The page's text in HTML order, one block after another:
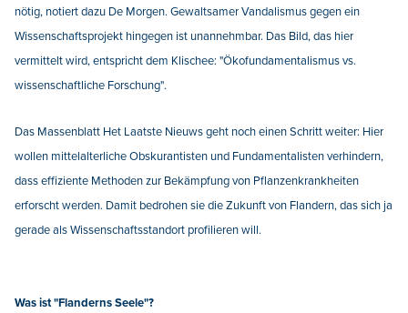
nötig, notiert dazu De Morgen. Gewaltsamer Vandalismus gegen ein
Wissenschaftsprojekt hingegen ist unannehmbar. Das Bild, das hier
vermittelt wird, entspricht dem Klischee: "Ökofundamentalismus vs.
wissenschaftliche Forschung".
Das Massenblatt Het Laatste Nieuws geht noch einen Schritt weiter: Hier
wollen mittelalterliche Obskurantisten und Fundamentalisten verhindern,
dass effiziente Methoden zur Bekämpfung von Pflanzenkrankheiten
erforscht werden. Damit bedrohen sie die Zukunft von Flandern, das sich ja
gerade als Wissenschaftsstandort profilieren will.
Was ist "Flanderns Seele"?